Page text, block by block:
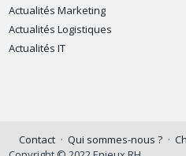
Actualités Marketing
Actualités Logistiques
Actualités IT
Contact Qui sommes-nous ?